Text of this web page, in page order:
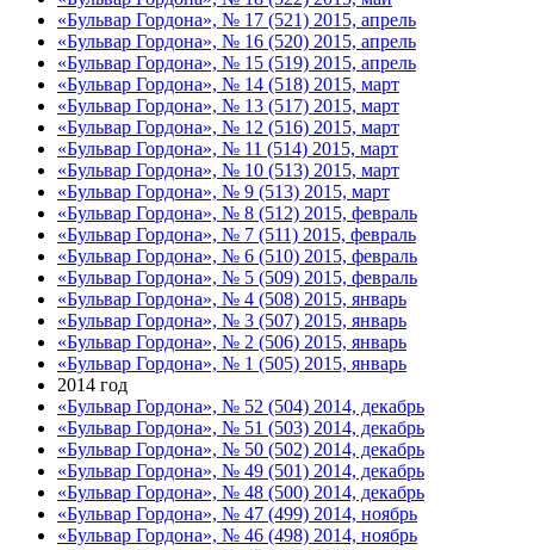
«Бульвар Гордона», № 17 (521) 2015, апрель
«Бульвар Гордона», № 16 (520) 2015, апрель
«Бульвар Гордона», № 15 (519) 2015, апрель
«Бульвар Гордона», № 14 (518) 2015, март
«Бульвар Гордона», № 13 (517) 2015, март
«Бульвар Гордона», № 12 (516) 2015, март
«Бульвар Гордона», № 11 (514) 2015, март
«Бульвар Гордона», № 10 (513) 2015, март
«Бульвар Гордона», № 9 (513) 2015, март
«Бульвар Гордона», № 8 (512) 2015, февраль
«Бульвар Гордона», № 7 (511) 2015, февраль
«Бульвар Гордона», № 6 (510) 2015, февраль
«Бульвар Гордона», № 5 (509) 2015, февраль
«Бульвар Гордона», № 4 (508) 2015, январь
«Бульвар Гордона», № 3 (507) 2015, январь
«Бульвар Гордона», № 2 (506) 2015, январь
«Бульвар Гордона», № 1 (505) 2015, январь
2014 год
«Бульвар Гордона», № 52 (504) 2014, декабрь
«Бульвар Гордона», № 51 (503) 2014, декабрь
«Бульвар Гордона», № 50 (502) 2014, декабрь
«Бульвар Гордона», № 49 (501) 2014, декабрь
«Бульвар Гордона», № 48 (500) 2014, декабрь
«Бульвар Гордона», № 47 (499) 2014, ноябрь
«Бульвар Гордона», № 46 (498) 2014, ноябрь